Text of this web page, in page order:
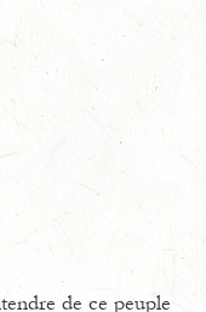
de ce peuple